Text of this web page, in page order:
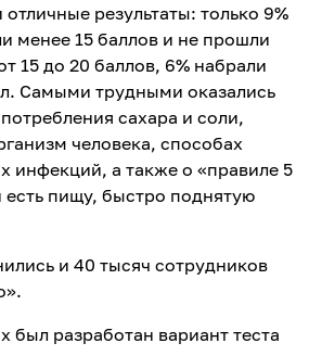
результаты: только 9%
менее 15 баллов и не прошли
15 до 20 баллов, 6% набрали
Самыми трудными оказались
сахара и соли,
человека, способах
инфекций, а также о «правиле 5
пищу, быстро поднятую
и 40 тысяч сотрудников
был разработан вариант теста